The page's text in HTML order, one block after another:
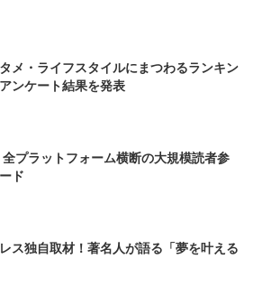
メ・ライフスタイルにまつわるランキン
ンケート結果を発表
プラットフォーム横断の大規模読者参
ド
ス独自取材！著名人が語る「夢を叶える